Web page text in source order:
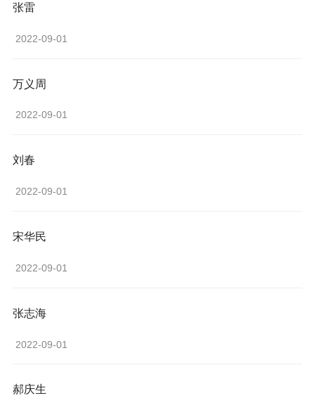
张雷
2022-09-01
万义周
2022-09-01
刘春
2022-09-01
宋华民
2022-09-01
张志海
2022-09-01
郝庆生